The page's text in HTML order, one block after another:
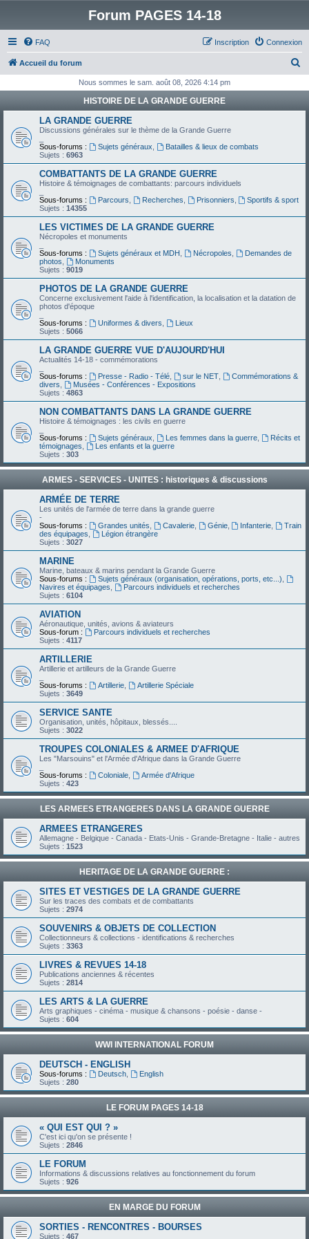
Forum PAGES 14-18
FAQ Connexion
Inscription
Accueil du forum
h
c
Nous sommes le sam. août 08, 2026 4:14 pm
HISTOIRE DE LA GRANDE GUERRE
LA GRANDE GUERRE
Discussions générales sur le thème de la Grande Guerre
Sous-forums :
Sujets généraux
Batailles & lieux de combats
Sujets : 6963
COMBATTANTS DE LA GRANDE GUERRE
Histoire & témoignages de combattants: parcours individuels
Sous-forums :
Parcours Recherches Prisonniers
Sportifs & sport
Sujets : 14355
LES VICTIMES DE LA GRANDE GUERRE
Nécropoles et monuments
Sous-forums :
Sujets généraux et MDH Nécropoles
Demandes de
photos
Monuments
Sujets : 9019
PHOTOS DE LA GRANDE GUERRE
Concerne exclusivement l'aide à l'identification, la localisation et la datation de
photos d'époque
Sous-forums :
Uniformes & divers
Lieux
Sujets : 5066
LA GRANDE GUERRE VUE D'AUJOURD'HUI
Actualités 14-18 - commémorations
Sous-forums :
Presse - Radio - Télé, sur le NET,
Commémorations &
divers
Musées - Conférences - Expositions
Sujets : 4863
NON COMBATTANTS DANS LA GRANDE GUERRE
Histoire & témoignages : les civils en guerre
Sous-forums :
Sujets généraux Les femmes dans la guerre,
Récits et
témoignages
Les enfants et la guerre
Sujets : 303
ARMES - SERVICES - UNITES : historiques & discussions
ARMÉE DE TERRE
Les unités de l'armée de terre dans la grande guerre
-
Sous-forums :
Grandes unités Cavalerie, Génie, Infanterie
Train
des équipages
Légion étrangère
Sujets : 3027
MARINE
Marine, bateaux & marins pendant la Grande Guerre
Sous-forums :
Sujets généraux (organisation, opérations, ports, etc...)
Navires et équipages
Parcours individuels et recherches
Sujets : 6104
AVIATION
Aéronautique, unités, avions & aviateurs
Sous-forum :
Parcours individuels et recherches
Sujets : 4117
ARTILLERIE
Artillerie et artilleurs de la Grande Guerre
Sous-forums :
Artillerie,
Artillerie Spéciale
Sujets : 3649
SERVICE SANTE
Organisation, unités, hôpitaux, blessés....
Sujets : 3022
TROUPES COLONIALES & ARMEE D'AFRIQUE
Les "Marsouins" et l'Armée d'Afrique dans la Grande Guerre
Sous-forums :
Coloniale,
Armée d'Afrique
Sujets : 423
LES ARMEES ETRANGERES DANS LA GRANDE GUERRE
ARMEES ETRANGERES
Allemagne - Belgique - Canada - Etats-Unis - Grande-Bretagne - Italie - autres
Sujets : 1523
HERITAGE DE LA GRANDE GUERRE :
SITES ET VESTIGES DE LA GRANDE GUERRE
Sur les traces des combats et de combattants
Sujets : 2974
SOUVENIRS & OBJETS DE COLLECTION
Collectionneurs & collections - identifications & recherches
Sujets : 3363
LIVRES & REVUES 14-18
Publications anciennes & récentes
Sujets : 2814
LES ARTS & LA GUERRE
Arts graphiques - cinéma - musique & chansons - poésie - danse -
Sujets : 604
WWI INTERNATIONAL FORUM
DEUTSCH - ENGLISH
Sous-forums : Deutsch,
English
Sujets : 280
LE FORUM PAGES 14-18
« QUI EST QUI ? »
C'est ici qu'on se présente !
Sujets : 2846
LE FORUM
Informations & discussions relatives au fonctionnement du forum
Sujets : 926
EN MARGE DU FORUM
SORTIES - RENCONTRES - BOURSES
Sujets : 467